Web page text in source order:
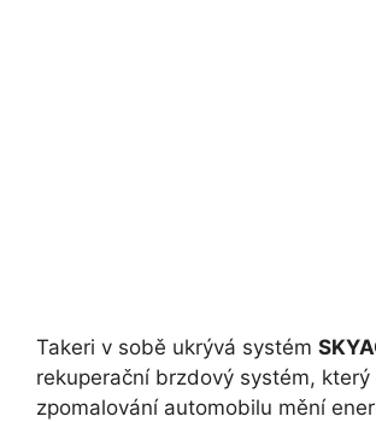
Takeri v sobě ukrývá systém
rekuperační brzdový systém, který
zpomalování automobilu mění